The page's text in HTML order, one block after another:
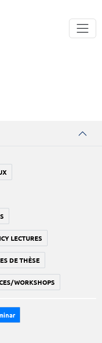
LECTURES
DE THÈSE
WORKSHOPS